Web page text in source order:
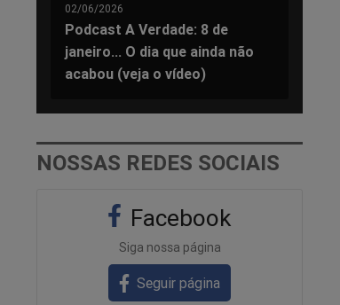
02/06/2026
Podcast A Verdade: 8 de
janeiro... O dia que ainda não
acabou (veja o vídeo)
NOSSAS REDES SOCIAIS
Facebook
Siga nossa página
Seguir página